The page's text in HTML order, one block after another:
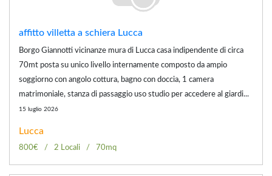
affitto villetta a schiera Lucca
Borgo Giannotti vicinanze mura di Lucca casa indipendente di circa
70mt posta su unico livello internamente composto da ampio
soggiorno con angolo cottura, bagno con doccia, 1 camera
matrimoniale, stanza di passaggio uso studio per accedere al giardi...
15 luglio 2026
Lucca
800€ 2 Locali 70mq